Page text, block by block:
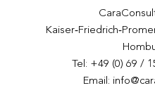
Tel: +49 (0) 69 /
Email: